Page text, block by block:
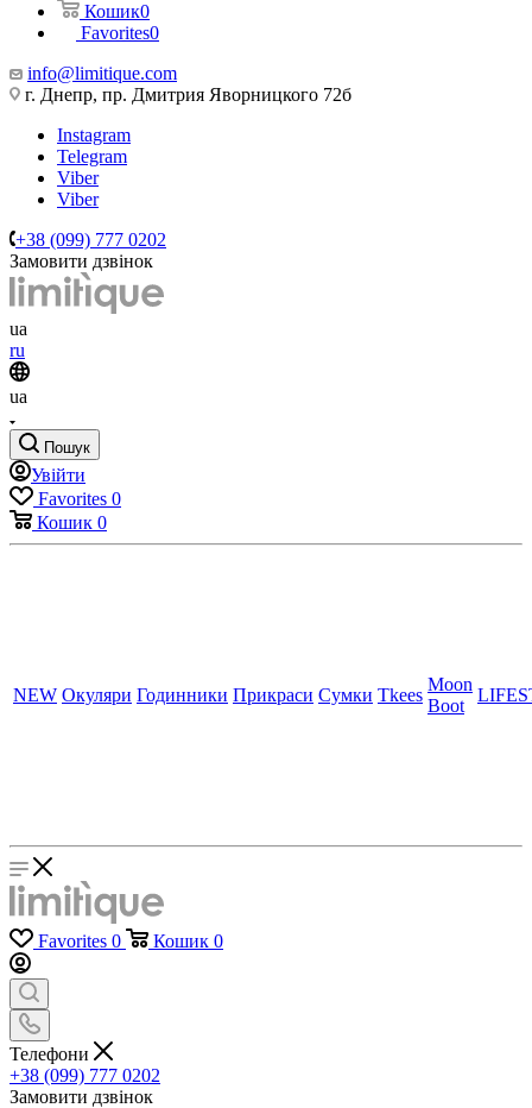
Кошик0
Favorites0
info@limitique.com
г. Днепр, пр. Дмитрия Яворницкого 72б
Instagram
Telegram
Viber
Viber
+38 (099) 777 0202
Замовити дзвінок
ua
ru
ua
Пошук
Увійти
Favorites 0
Кошик 0
NEW Окуляри Годинники Прикраси Сумки Tkees
Moon
Boot
Favorites 0 Кошик 0
Телефони
+38 (099) 777 0202
Замовити дзвінок